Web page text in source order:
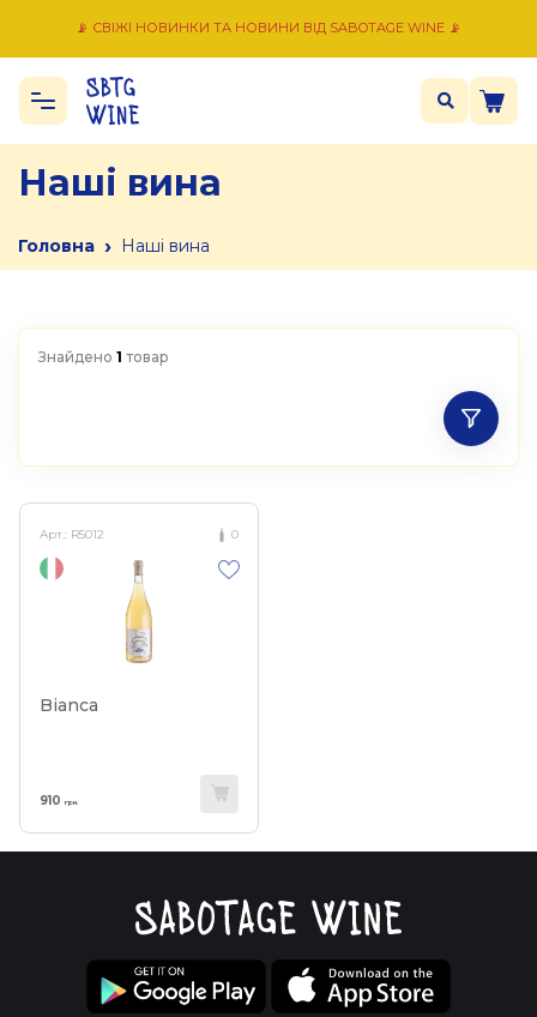
📡 СВІЖІ НОВИНКИ ТА НОВИНИ ВІД SABOTAGE WINE 📡
Наші вина
Головна › Наші вина
Знайдено 1 товар
Арт.: R5012 0
Bianca
910 грн.